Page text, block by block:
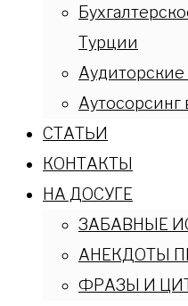
Турции
Аудиторские
Аутосорсинг
СТАТЬИ
КОНТАКТЫ
НА ДОСУГЕ
ЗАБАВНЫЕ
АНЕКДОТЫ
ФРАЗЫ И